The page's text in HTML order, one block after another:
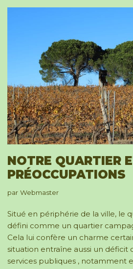
NOTRE QUARTIER
PRÉOCCUPATIONS
par Webmaster
Situé en périphérie de la ville, le
défini comme un quartier
Cela lui confère un charme
situation entraîne aussi un déficit
services publiques , notamment